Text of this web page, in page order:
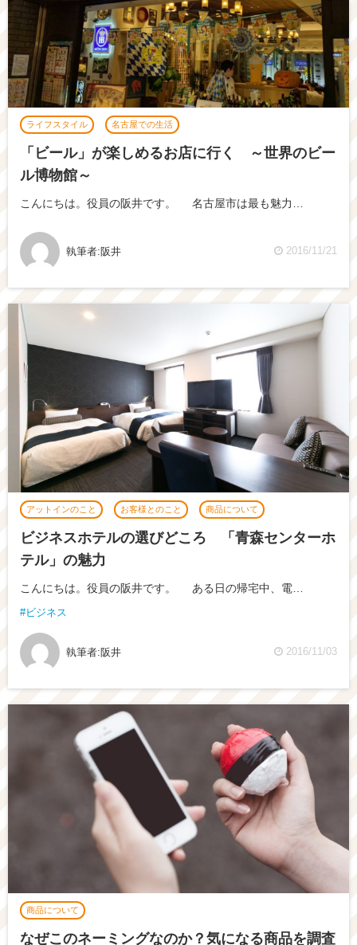
ライフスタイル 名古屋での生活
「ビール」が楽しめるお店に行く ～世界のビー
ル博物館～
こんにちは。役員の阪井です。 名古屋市は最も魅力…
執筆者:阪井 2016/11/21
アットインのこと お客様とのこと 商品について
ビジネスホテルの選びどころ 「青森センターホ
テル」の魅力
こんにちは。役員の阪井です。 ある日の帰宅中、電…
ビジネス
執筆者:阪井 2016/11/03
商品について
なぜこのネーミングなのか？気になる商品を調査